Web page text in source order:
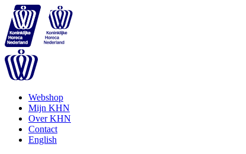
Webshop
Mijn KHN
Over KHN
Contact
English